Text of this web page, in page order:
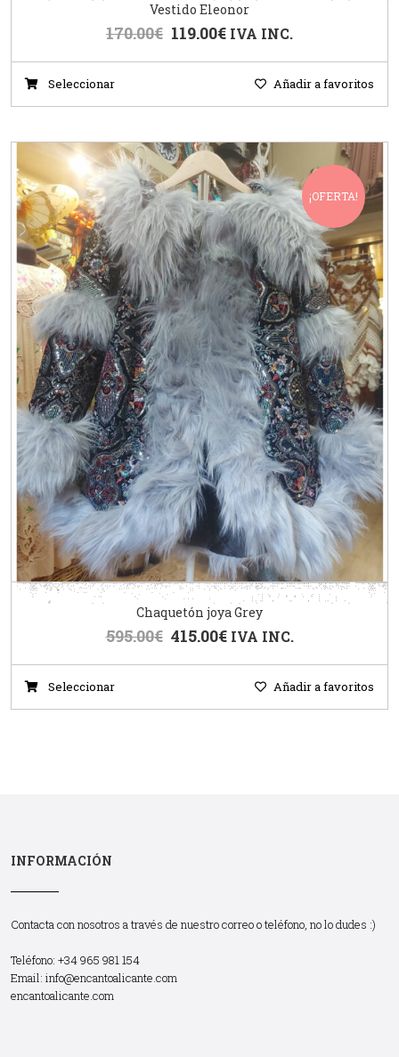
Vestido Eleonor
170.00€ 119.00€ IVA INC.
Seleccionar Añadir a favoritos
¡OFERTA!
Chaquetón joya Grey
595.00€ 415.00€ IVA INC.
Seleccionar Añadir a favoritos
INFORMACIÓN
Contacta con nosotros a través de nuestro correo o teléfono, no lo dudes :)
Teléfono: +34 965 981 154
Email: info@encantoalicante.com
encantoalicante.com